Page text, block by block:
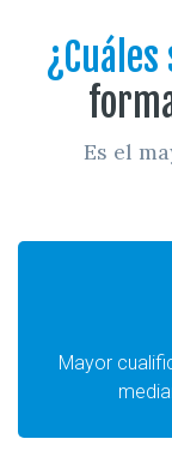
Es el
Mayor